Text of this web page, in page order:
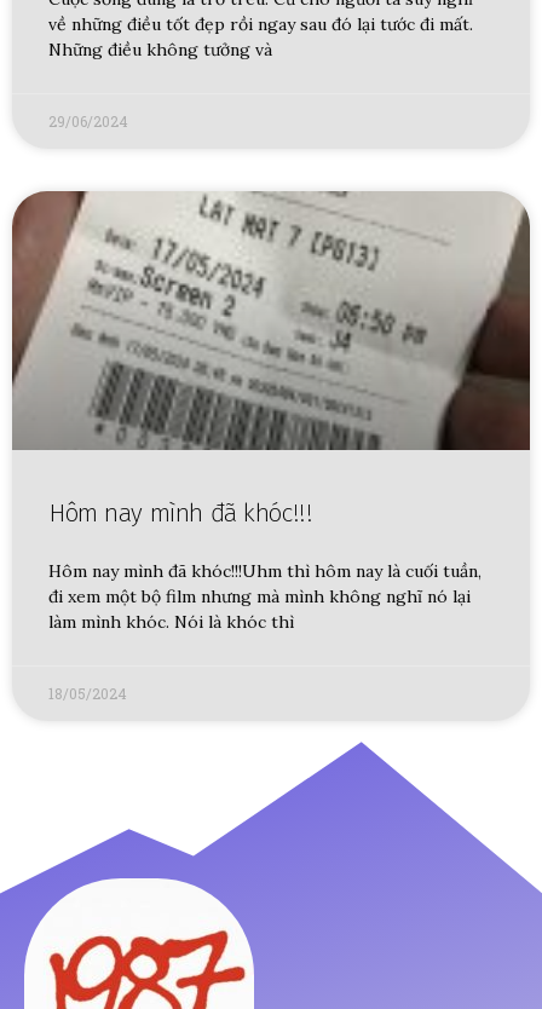
về những điều tốt đẹp rồi ngay sau đó lại tước đi mất.
Những điều không tưởng và
29/06/2024
Hôm nay mình đã khóc!!!
Hôm nay mình đã khóc!!!Uhm thì hôm nay là cuối tuần,
đi xem một bộ film nhưng mà mình không nghĩ nó lại
làm mình khóc. Nói là khóc thì
18/05/2024